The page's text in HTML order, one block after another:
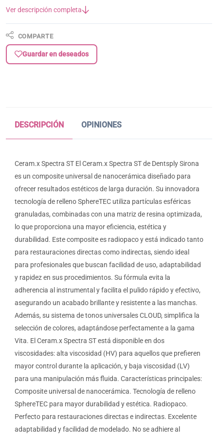
Ver descripción completa
COMPARTE
Guardar en deseados
DESCRIPCIÓN OPINIONES
Ceram.x Spectra ST El Ceram.x Spectra ST de Dentsply Sirona
es un composite universal de nanocerámica diseñado para
ofrecer resultados estéticos de larga duración. Su innovadora
tecnología de relleno SphereTEC utiliza partículas esféricas
granuladas, combinadas con una matriz de resina optimizada,
lo que proporciona una mayor eficiencia, estética y
durabilidad. Este composite es radiopaco y está indicado tanto
para restauraciones directas como indirectas, siendo ideal
para profesionales que buscan facilidad de uso, adaptabilidad
y rapidez en sus procedimientos. Su fórmula evita la
adherencia al instrumental y facilita el pulido rápido y efectivo,
asegurando un acabado brillante y resistente a las manchas.
Además, su sistema de tonos universales CLOUD, simplifica la
selección de colores, adaptándose perfectamente a la gama
Vita. El Ceram.x Spectra ST está disponible en dos
viscosidades: alta viscosidad (HV) para aquellos que prefieren
mayor control durante la aplicación, y baja viscosidad (LV)
para una manipulación más fluida. Características principales:
Composite universal de nanocerámica. Tecnología de relleno
SphereTEC para mayor durabilidad y estética. Radiopaco.
Perfecto para restauraciones directas e indirectas. Excelente
adaptabilidad y facilidad de modelado. No se adhiere al